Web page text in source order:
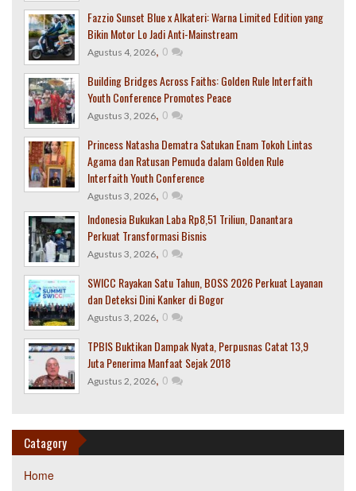
Fazzio Sunset Blue x Alkateri: Warna Limited Edition yang
Bikin Motor Lo Jadi Anti-Mainstream
Agustus 4, 2026, 0
Building Bridges Across Faiths: Golden Rule Interfaith
Youth Conference Promotes Peace
Agustus 3, 2026, 0
Princess Natasha Dematra Satukan Enam Tokoh Lintas
Agama dan Ratusan Pemuda dalam Golden Rule
Interfaith Youth Conference
Agustus 3, 2026, 0
Indonesia Bukukan Laba Rp8,51 Triliun, Danantara
Perkuat Transformasi Bisnis
Agustus 3, 2026, 0
SWICC Rayakan Satu Tahun, BOSS 2026 Perkuat Layanan
dan Deteksi Dini Kanker di Bogor
Agustus 3, 2026, 0
TPBIS Buktikan Dampak Nyata, Perpusnas Catat 13,9
Juta Penerima Manfaat Sejak 2018
Agustus 2, 2026, 0
Catagory
Home